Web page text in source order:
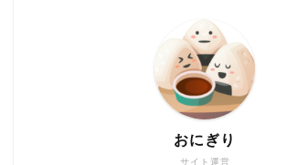
サイト運営
おにぎり